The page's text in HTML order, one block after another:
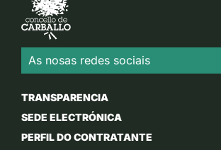
As nosas redes sociais
TRANSPARENCIA
SEDE ELECTRÓNICA
PERFIL DO CONTRATANTE